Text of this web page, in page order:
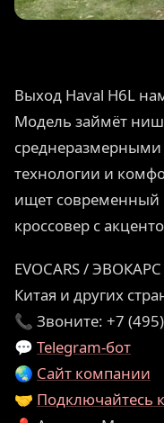
Выход Haval H6L
Модель займёт
среднеразмерными
технологии и
ищет
кроссовер с
EVOCARS /
Китая и других
📞 Звоните: +7
💬 Telegram-бот
🌏 Сайт компании
🤝 Подключайтесь